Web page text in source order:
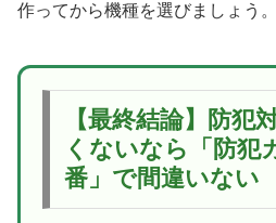
作ってから機種を選びましょう。
【最終結論】防犯
くないなら「防犯
番」で間違いない